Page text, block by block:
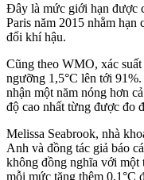
Đây là mức giới hạn được
Paris năm 2015 nhằm hạn
đổi khí hậu.
Cũng theo WMO, xác
ngưỡng 1,5°C lên tới
nhận một năm nóng hơn
độ cao nhất từng được đo
Melissa Seabrook, nhà
Anh và đồng tác giả báo
không đồng nghĩa với một
mỗi mức tăng thêm 0,1°C